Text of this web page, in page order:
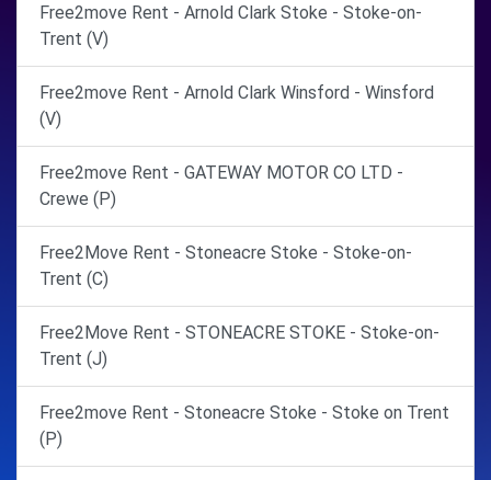
Free2move Rent - Arnold Clark Stoke - Stoke-on-
Trent (V)
Free2move Rent - Arnold Clark Winsford - Winsford
(V)
Free2move Rent - GATEWAY MOTOR CO LTD -
Crewe (P)
Free2Move Rent - Stoneacre Stoke - Stoke-on-
Trent (C)
Free2Move Rent - STONEACRE STOKE - Stoke-on-
Trent (J)
Free2move Rent - Stoneacre Stoke - Stoke on Trent
(P)